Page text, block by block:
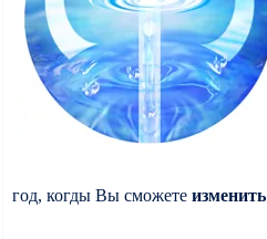
год, когды Вы сможете изменить